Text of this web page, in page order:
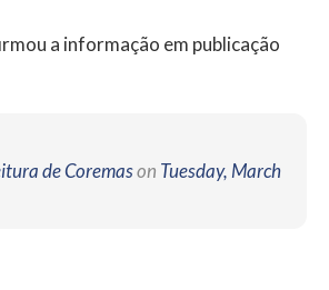
a informação em publicação
de Coremason Tuesday, March